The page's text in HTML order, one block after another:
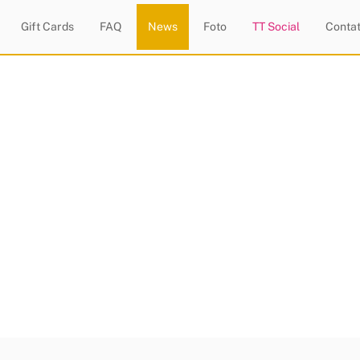
Gift Cards FAQ News Foto TT Social